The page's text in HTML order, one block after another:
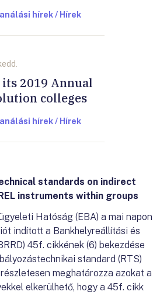
hírek / Hírek
2019 Annual
colleges
hírek / Hírek
standards on indirect
instruments within groups
Hatóság (EBA) a mai napon
indított a Bankhelyreállítási és
45f. cikkének (6) bekezdése
standard (RTS)
meghatározza azokat a
elkerülhető, hogy a 45f. cikk